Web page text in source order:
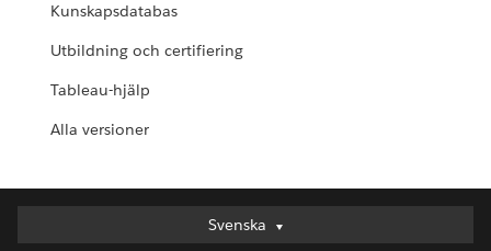
Kunskapsdatabas
Utbildning och certifiering
Tableau-hjälp
Alla versioner
Svenska
Svenska